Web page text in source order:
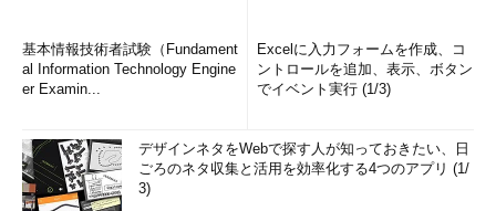
基本情報技術者試験（Fundament
al Information Technology Engine
er Examin...
Excelに入力フォームを作成、コ
ントロールを追加、表示、ボタン
でイベント実行 (1/3)
デザインネタをWebで探す人が知っておきたい、日
ごろのネタ収集と活用を効率化する4つのアプリ (1/
3)